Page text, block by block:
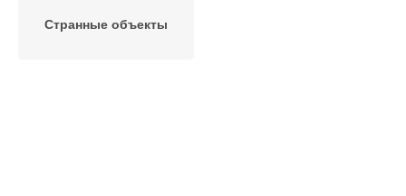
Странные объекты